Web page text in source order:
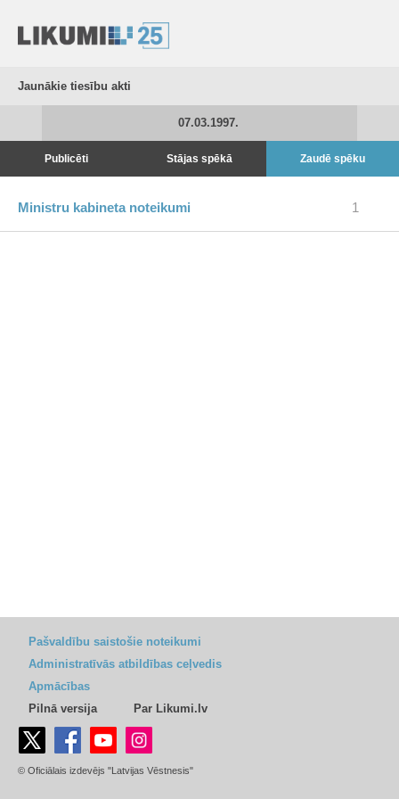
Jaunākie tiesību akti
07.03.1997.
Publicēti Stājas spēkā Zaudē spēku
Ministru kabineta noteikumi 1
Pašvaldību saistošie noteikumi
Administratīvās atbildības ceļvedis
Apmācības
Pilnā versija
Par Likumi.lv
© Oficiālais izdevējs "Latvijas Vēstnesis"